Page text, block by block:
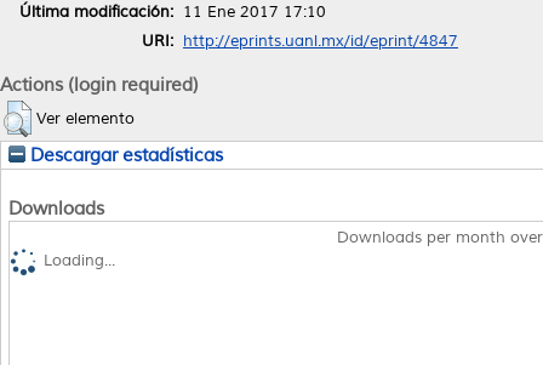
Última modificación: 11 Ene 2017 17:10
URI: http://eprints.uanl.mx/id/eprint/4847
Actions (login required)
Ver elemento
Descargar estadísticas
Downloads
Downloads per month
Loading...